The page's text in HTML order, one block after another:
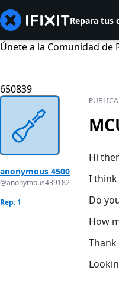
Repara tus
Únete a la Comunidad de
650839
anonymous 4500
@anonymous439182
Rep: 1
Hi
I think
Do
How